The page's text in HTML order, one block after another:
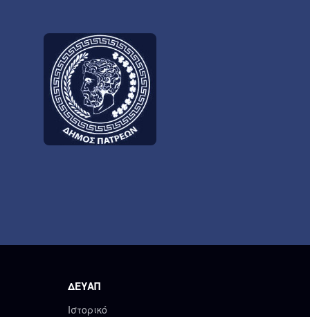
ΔΕΥΑΠ
Ιστορικό